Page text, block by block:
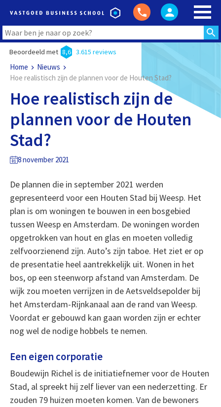
Beoordeeld met 8,6 3.615 reviews
Home
Nieuws
Hoe realistisch zijn de plannen voor de Houten Stad?
Hoe realistisch zijn de
plannen voor de Houten
Stad?
8 november 2021
De plannen die in september 2021 werden
gepresenteerd voor een Houten Stad bij Weesp. Het
plan is om woningen te bouwen in een bosgebied
tussen Weesp en Amsterdam. De woningen worden
opgetrokken van hout en glas en moeten volledig
zelfvoorzienend zijn. Auto’s zijn taboe. Het ziet er op
de presentatie heel aantrekkelijk uit. Wonen in het
bos, op een steenworp afstand van Amsterdam. De
wijk zou moeten verrijzen in de Aetsveldsepolder bij
het Amsterdam-Rijnkanaal aan de rand van Weesp.
Voordat er gebouwd kan gaan worden zijn er echter
nog wel de nodige hobbels te nemen.
Een eigen corporatie
Boudewijn Richel is de initiatiefnemer voor de Houten
Stad, al spreekt hij zelf liever van een nederzetting. Er
zouden 79 huizen moeten komen. Van de bewoners